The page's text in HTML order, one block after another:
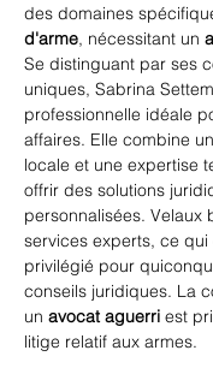
des domaines
d'arme, nécessitant un
Se distinguant par ses
uniques, Sabrina
professionnelle idéale
affaires. Elle combine
locale et une expertise
offrir des solutions
personnalisées. Velaux
services experts, ce
privilégié pour
conseils juridiques. La
un avocat aguerri est
litige relatif aux armes.